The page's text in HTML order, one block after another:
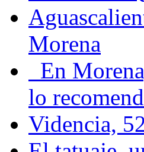
Morena
En
lo
Videncia,